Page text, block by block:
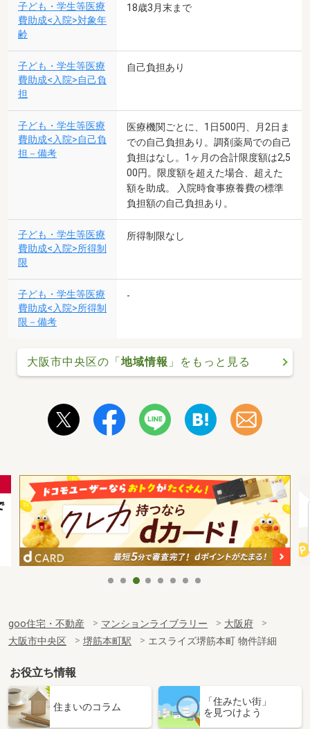
子ども・学生等医療
費助成<入院>対象年
齢
18歳3月末まで
子ども・学生等医療
費助成<入院>自己負
担
自己負担あり
子ども・学生等医療
費助成<入院>自己負
担－備考
医療機関ごとに、1日500円、月2日ま
での自己負担あり。調剤薬局での自己
負担はなし。1ヶ月の合計限度額は2,5
00円。限度額を超えた場合、超えた
額を助成。 入院時食事療養費の標準
負担額の自己負担あり。
子ども・学生等医療
費助成<入院>所得制
限
所得制限なし
子ども・学生等医療
費助成<入院>所得制
限－備考
-
大阪市中央区の「地域情報 」をもっと見る
goo住宅・不動産 マンションライブラリー
大阪府
大阪市中央区
堺筋本町駅 エスライズ堺筋本町 物件詳細
お役立ち情報
住まいのコラム
「住みたい街」
を見つけよう